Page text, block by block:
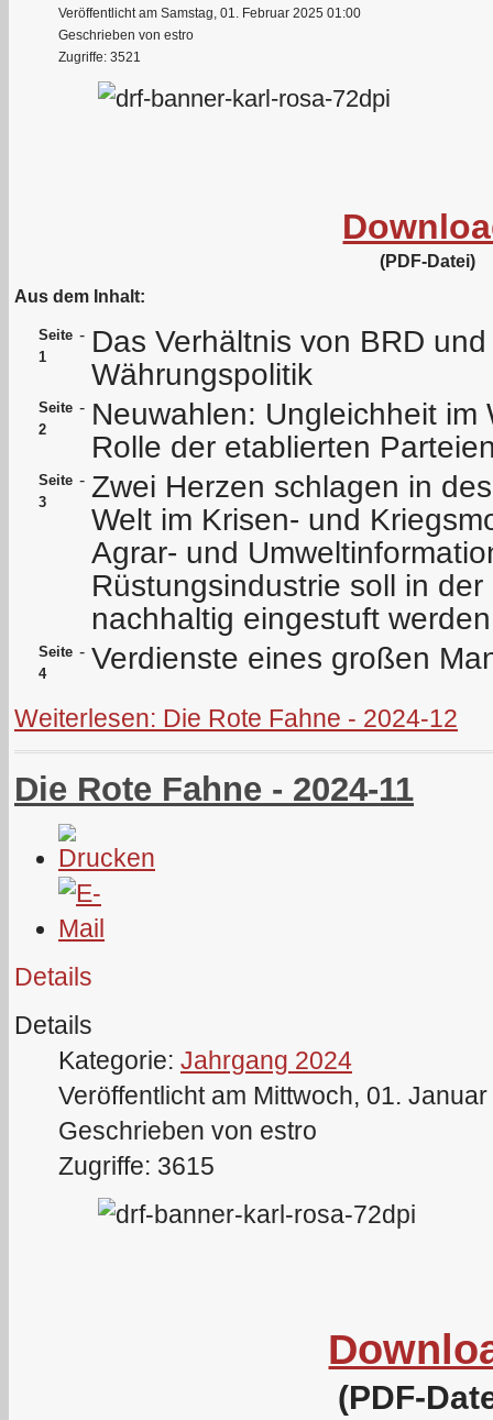
Veröffentlicht am Samstag, 01. Februar 2025 01:00
Geschrieben von estro
Zugriffe: 3521
(PDF-Datei)
Aus dem Inhalt:
Seite
1
- Das Verhältnis von BRD
Währungspolitik
Seite
2
- Neuwahlen: Ungleichheit im
Rolle der etablierten
Seite
3
- Zwei Herzen schlagen in
Welt im Krisen- und
Agrar- und
Rüstungsindustrie soll in
nachhaltig eingestuft werden
Seite
4
- Verdienste eines großen
Weiterlesen: Die Rote Fahne - 2024-12
Die Rote Fahne - 2024-11
Details
Details
Kategorie: Jahrgang 2024
Veröffentlicht am Mittwoch, 01.
Geschrieben von estro
Zugriffe: 3615
(PDF-